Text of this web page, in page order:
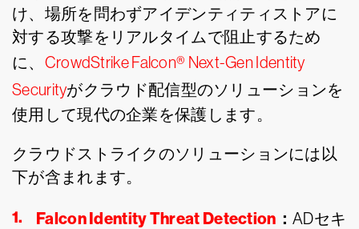
け、場所を問わずアイデンティティストアに
対する攻撃をリアルタイムで阻止するため
に、 CrowdStrike Falcon® Next-Gen Identity
Securityがクラウド配信型のソリューションを
使用して現代の企業を保護します。
クラウドストライクのソリューションには以
下が含まれます。
Falcon Identity Threat Detection ： ADセキ